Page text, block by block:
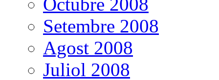
Octubre 2008
Setembre 2008
Agost 2008
Juliol 2008